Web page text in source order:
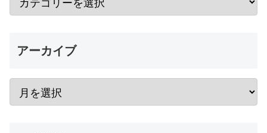
アーカイブ